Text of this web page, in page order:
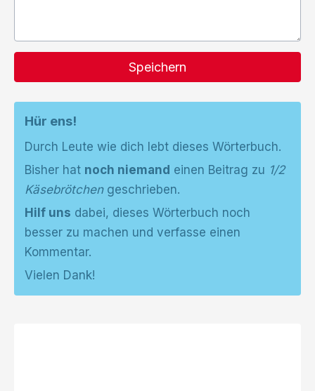
Speichern
Hür ens!
Durch Leute wie dich lebt dieses Wörterbuch.
Bisher hat noch niemand einen Beitrag zu 1/2
Käsebrötchengeschrieben.
Hilf uns dabei, dieses Wörterbuch noch
besser zu machen und verfasse einen
Kommentar.
Vielen Dank!